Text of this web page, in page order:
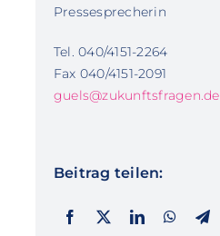
Pressesprecherin
Tel. 040/4151-2264
Fax 040/4151-2091
guels@zukunftsfragen.de
Beitrag teilen: